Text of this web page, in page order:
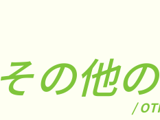
その他
/